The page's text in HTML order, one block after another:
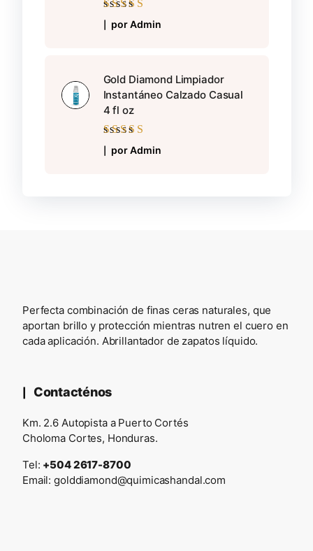
Valorado con
de 5
por Admin
Gold Diamond Limpiador
Instantáneo Calzado Casual
4 fl oz
Valorado con
de 5
por Admin
Perfecta combinación de finas ceras naturales, que
aportan brillo y protección mientras nutren el cuero en
cada aplicación. Abrillantador de zapatos líquido.
Contacténos
Km. 2.6 Autopista a Puerto Cortés
Choloma Cortes, Honduras.
Tel: +504 2617-8700
Email:golddiamond@quimicashandal.com